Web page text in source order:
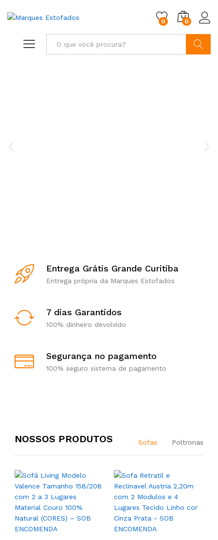
0 0
Entrega Grátis Grande Curitiba
Entrega própria da Marques Estofados
7 dias Garantidos
100% dinheiro devolvido
Segurança no pagamento
100% seguro sistema de pagamento
NOSSOS PRODUTOS Sofas Poltronas